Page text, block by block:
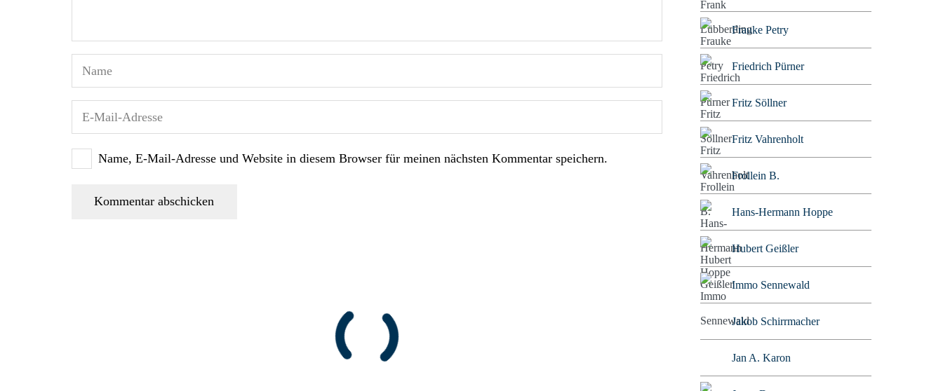
Name, E-Mail-Adresse und Website in diesem Browser für meinen nächsten Kommentar speichern.
Kommentar abschicken
Frauke Petry
Friedrich Pürner
Fritz Söllner
Fritz Vahrenholt
Frollein B.
Hans-Hermann Hoppe
Hubert Geißler
Immo Sennewald
Jakob Schirrmacher
Jan A. Karon